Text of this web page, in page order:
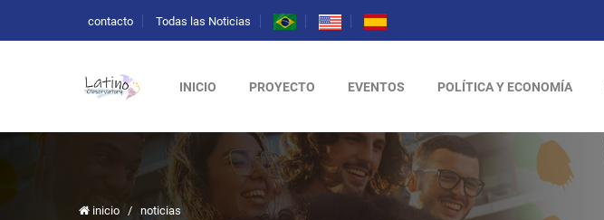
contacto Todas las Noticias
INICIO PROYECTO EVENTOS POLÍTICA Y ECONOMÍA
inicio / noticias